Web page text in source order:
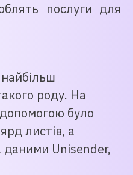
послуги для
роду. На
було
листів, а
даними Unisender,